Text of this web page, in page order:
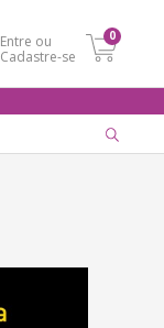
Entre ou
Cadastre-se
0